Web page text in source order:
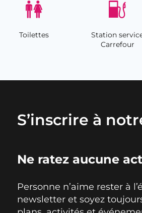
Toilettes
Station
Carrefour
S’inscrire à
Ne ratez aucune
Personne n’aime rester à
newsletter et soyez